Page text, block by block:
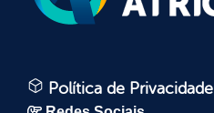
Política de Privacidade